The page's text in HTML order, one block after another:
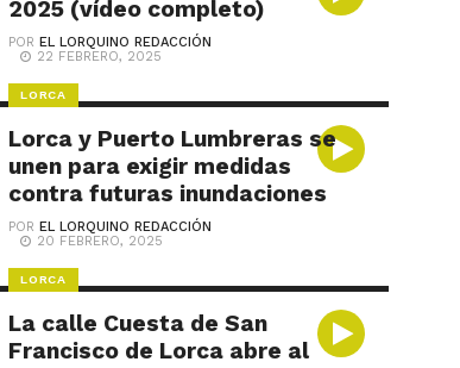
2025 (vídeo completo)
POREL LORQUINO REDACCIÓN
22 FEBRERO, 2025
LORCA
Lorca y Puerto Lumbreras se
unen para exigir medidas
contra futuras inundaciones
POREL LORQUINO REDACCIÓN
20 FEBRERO, 2025
LORCA
La calle Cuesta de San
Francisco de Lorca abre al